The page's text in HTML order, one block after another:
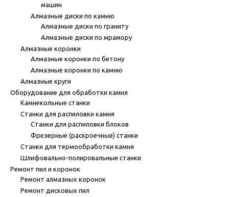
машин
Алмазные диски по камню
Алмазные диски по граниту
Алмазные диски по мрамору
Алмазные коронки
Алмазные коронки по бетону
Алмазные коронки по камню
Алмазные круги
Оборудование для обработки камня
Камнекольные станки
Станки для распиловки камня
Станки для распиловки блоков
Фрезерные (раскроечные) станки
Станки для термообработки камня
Шлифовально-полировальные станки
Ремонт пил и коронок
Ремонт алмазных коронок
Ремонт дисковых пил